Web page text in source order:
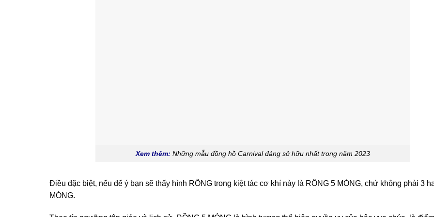
Xem thêm: Những mẫu đồng hồ Carnival đáng sở hữu nhất trong năm 2023
Điều đặc biệt, nếu để ý bạn sẽ thấy hình RỒNG trong kiệt tác cơ khí này là RỒNG 5 MÓNG, chứ không phải 3
MÓNG.